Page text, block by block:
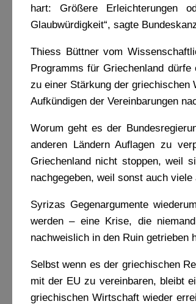
hart: Größere Erleichterungen
Glaubwürdigkeit“, sagte
Thiess Büttner vom
Programms für Griechenland
zu einer Stärkung der
Aufkündigen der Vereinbarungen
Worum geht es der
anderen Ländern Auflagen zu
Griechenland nicht stoppen, weil
nachgegeben, weil sonst auch
Syrizas Gegenargumente
werden – eine Krise, die
nachweislich in den Ruin
Selbst wenn es der griechischen
mit der EU zu vereinbaren, bleibt
griechischen Wirtschaft wieder